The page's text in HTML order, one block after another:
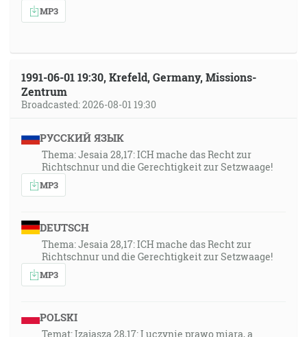
MP3
1991-06-01 19:30, Krefeld, Germany, Missions-
Zentrum
Broadcasted: 2026-08-01 19:30
РУССКИЙ ЯЗЫК
Thema: Jesaia 28,17: ICH mache das Recht zur
Richtschnur und die Gerechtigkeit zur Setzwaage!
MP3
DEUTSCH
Thema: Jesaia 28,17: ICH mache das Recht zur
Richtschnur und die Gerechtigkeit zur Setzwaage!
MP3
POLSKI
Temat: Izajasza 28,17: I uczynię prawo miarą, a